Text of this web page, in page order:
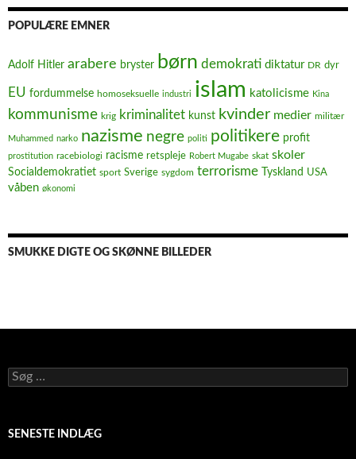
POPULÆRE EMNER
Adolf Hitler arabere bryster børn demokrati diktatur DR dyr
EU fordummelse homoseksuelle industri islam katolicisme Kina
kommunisme krig kriminalitet kunst kvinder medier militær
Muhammed narko nazisme negre politi politikere profit
prostitution racebiologi racisme retspleje Robert Mugabe skat skoler
Socialdemokratiet sport Sverige sygdom terrorisme Tyskland USA
våben økonomi
SMUKKE DIGTE OG SKØNNE BILLEDER
Søg
efter:
SENESTE INDLÆG